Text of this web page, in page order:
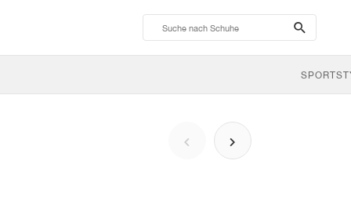
search-
btn